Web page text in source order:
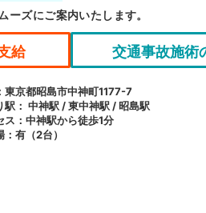
ーズにご案内いたします。
給 交通事故施術
東京都昭島市中神町1177-7
駅： 中神駅 / 東中神駅 / 昭島駅
ス：中神駅から徒歩1分
：有（2台）